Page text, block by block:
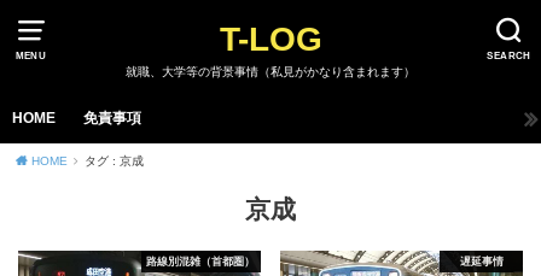
MENU SEARCH
T-LOG
就職、大学等の背景事情（私見がかなり含まれます）
HOME 免責事項
HOME タグ : 京成
京成
路線別混雑（首都圏） 遅延事情